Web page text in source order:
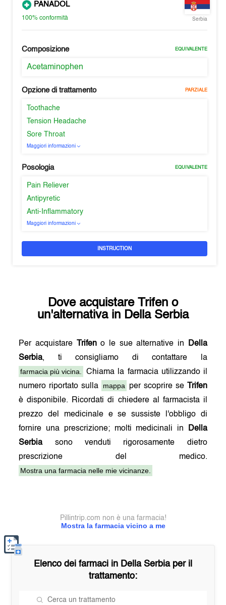
PANADOL
100%conformità Serbia
Composizione EQUIVALENTE
Acetaminophen
Opzione di trattamento PARZIALE
Toothache
Tension Headache
Sore Throat
Maggiori informazioni
Posologia EQUIVALENTE
Pain Reliever
Antipyretic
Anti-Inflammatory
Maggiori informazioni
INSTRUCTION
Dove acquistare Trifen o
un'alternativa in Della Serbia
Per acquistare Trifeno le sue alternative in
Della
Serbia, ti consigliamo di contattare la
farmacia più vicina.
Chiama la farmacia utilizzando il
numero riportato sulla
mappa per scoprire se
Trifen
è disponibile. Ricordati di chiedere al farmacista il
prezzo del medicinale e se sussiste l'obbligo di
fornire una prescrizione; molti medicinali in
Della
Serbiasono venduti rigorosamente dietro
prescrizione del medico.
Mostra una farmacia nelle mie vicinanze.
Mostra la farmacia vicino a me
Pillintrip.com non è una farmacia!
Elenco dei farmaci in Della Serbiaper il
trattamento: